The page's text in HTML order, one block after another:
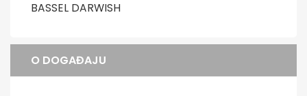
BASSEL DARWISH
O DOGAĐAJU